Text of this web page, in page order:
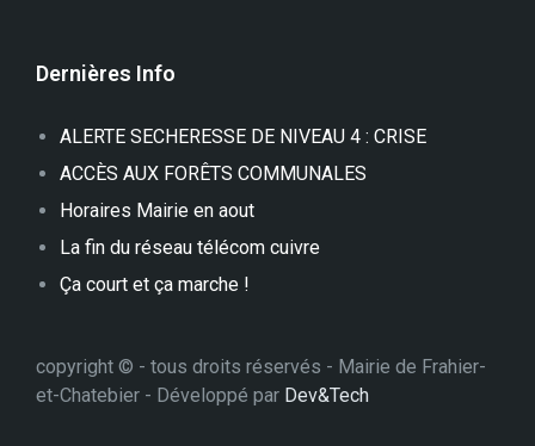
Dernières Info
ALERTE SECHERESSE DE NIVEAU 4 : CRISE
ACCÈS AUX FORÊTS COMMUNALES
Horaires Mairie en aout
La fin du réseau télécom cuivre
Ça court et ça marche !
copyright © - tous droits réservés - Mairie de Frahier-
et-Chatebier - Développé par Dev&Tech